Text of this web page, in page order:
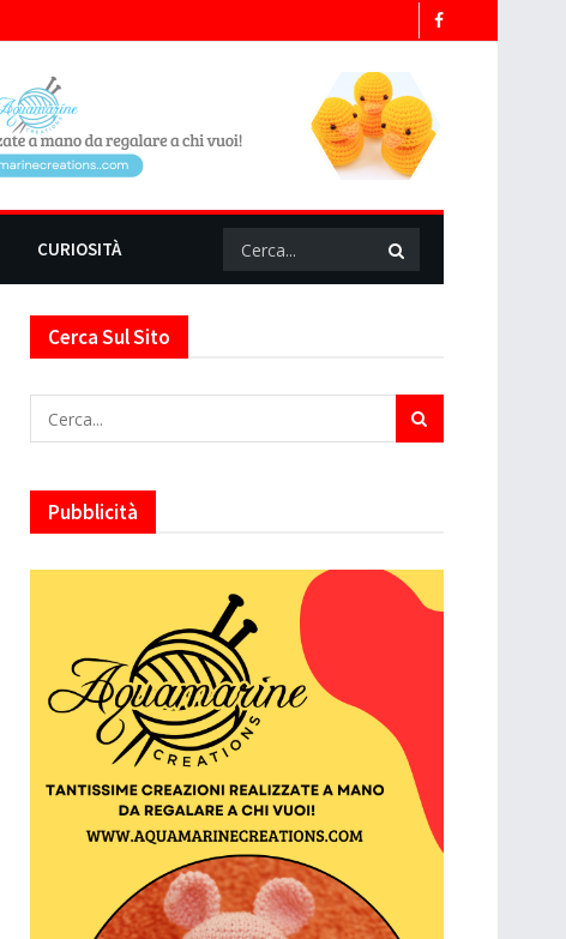
CURIOSITÀ
Cerca Sul Sito
Pubblicità